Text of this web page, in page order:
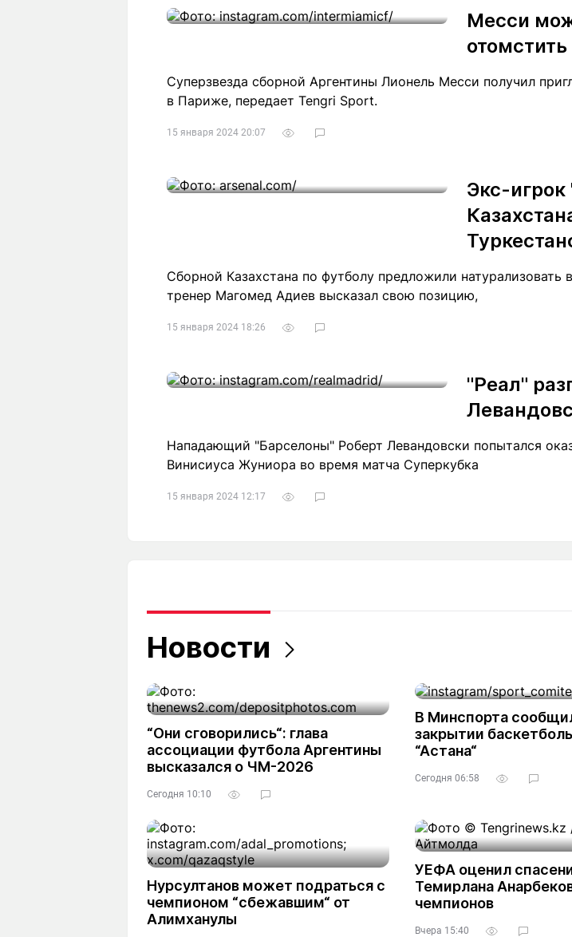
Месси
Суперзвезда сборной Аргентины Лионель Месси получил
в Париже, передает Tengri Sport.
15 января 2024 20:07
Экс-игрок
Сборной Казахстана по футболу предложили натурализовать
тренер Магомед Адиев высказал свою позицию,
15 января 2024 18:26
"Реал"
Нападающий "Барселоны" Роберт Левандовски попытался
Винисиуса Жуниора во время матча Суперкубка
15 января 2024 12:17
Новости
“Они сговорились“: глава
ассоциации футбола Аргентины
высказался о ЧМ-2026
Сегодня 10:10
В Минспорта
закрытии
“Астана“
Сегодня 06:58
Нурсултанов может подраться с
чемпионом “сбежавшим“ от
Алимханулы
УЕФА оценил
Темирлана
чемпионов
Вчера 15:40